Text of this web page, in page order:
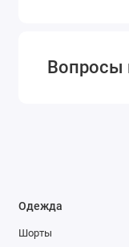
Вопросы
Одежда
Шорты